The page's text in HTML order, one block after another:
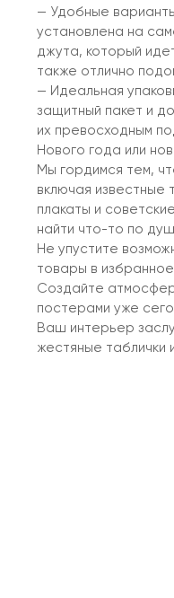
— Удобные
установлена на
джута, который
также отлично
— Идеальная
защитный пакет и
их превосходным
Нового года или
Мы гордимся тем,
включая известные
плакаты и
найти что-то по
Не упустите
товары в
Создайте
постерами уже
Ваш интерьер
жестяные таблички